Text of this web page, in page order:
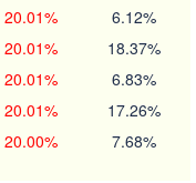
20.01% 6.12%
20.01% 18.37%
20.01% 6.83%
20.01% 17.26%
20.00% 7.68%